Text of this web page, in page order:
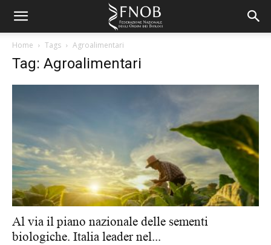
Home Tags Agroalimentari
Tag: Agroalimentari
Al via il piano nazionale delle sementi
biologiche. Italia leader nel...